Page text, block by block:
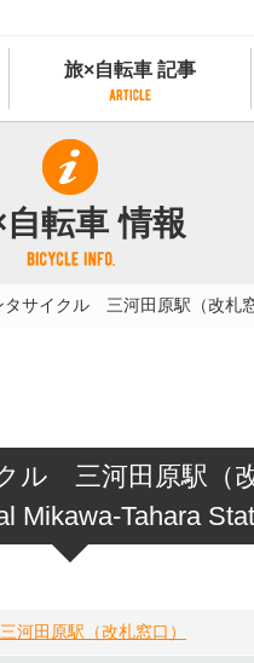
旅×自転車 記事
旅×自転車 記事
記事一覧
カテゴリから探す
タグから探す
サイクリストにやさしい
サイクルトレイン
予約ができるレンタサイクル
タンデム自転車があるレン
転車 情報
タサイクル 三河田原駅（改札窓
ル 三河田原駅（改
Mikawa-Tahara
河田原駅（改札窓口）